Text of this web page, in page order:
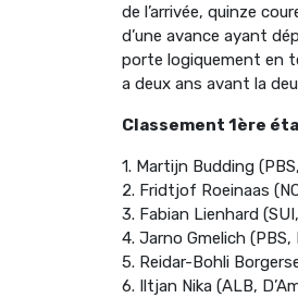
de l’arrivée, quinze
d’une avance ayant
porte logiquement en
a deux ans avant la
Classement 1ère
1. Martijn Budding
2. Fridtjof Roeinaas
3. Fabian Lienhard
4. Jarno Gmelich
5. Reidar-Bohli
6. Iltjan Nika (ALB,